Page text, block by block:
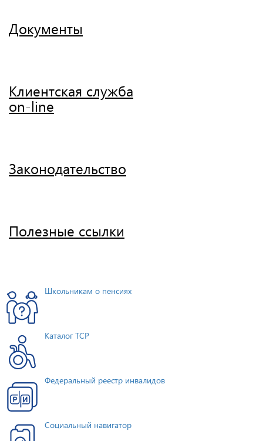
Документы
Клиентская служба
on-line
Законодательство
Полезные ссылки
Школьникам о пенсиях
Каталог ТСР
Федеральный реестр инвалидов
Социальный навигатор